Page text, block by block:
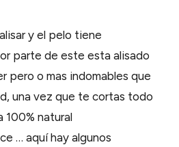
y el pelo tiene
parte de este esta alisado
pero o mas indomables que
una vez que te cortas todo
100% natural
… aquí hay algunos